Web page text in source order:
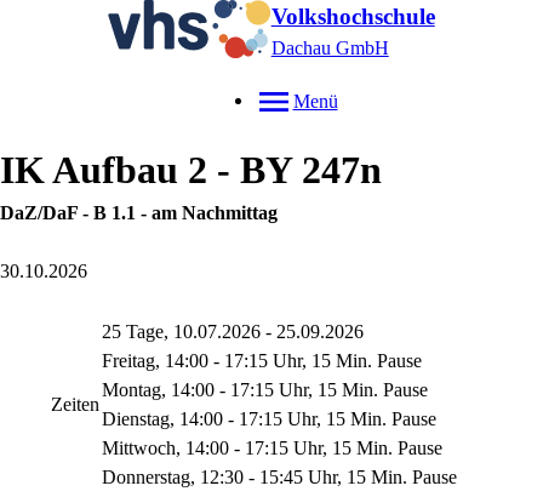
Volkshochschule
Dachau GmbH
Menü
IK Aufbau 2 - BY 247n
DaZ/DaF - B 1.1 - am Nachmittag
30.10.2026
Zeiten
25 Tage, 10.07.2026 - 25.09.2026
Freitag, 14:00 - 17:15 Uhr, 15 Min. Pause
Montag, 14:00 - 17:15 Uhr, 15 Min. Pause
Dienstag, 14:00 - 17:15 Uhr, 15 Min. Pause
Mittwoch, 14:00 - 17:15 Uhr, 15 Min. Pause
Donnerstag, 12:30 - 15:45 Uhr, 15 Min. Pause